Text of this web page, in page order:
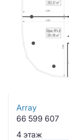
Array
66 599 607
4 этаж